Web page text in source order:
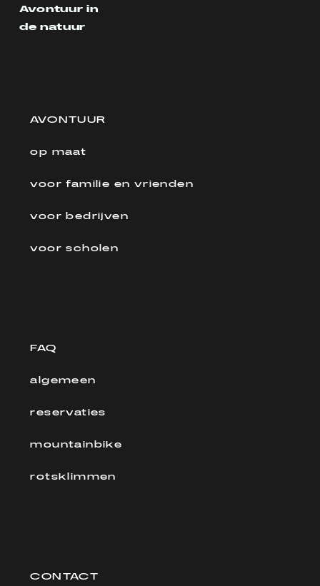
Avontuur in
de natuur
AVONTUUR
op maat
voor familie en vrienden
voor bedrijven
voor scholen
FAQ
algemeen
reservaties
mountainbike
rotsklimmen
CONTACT